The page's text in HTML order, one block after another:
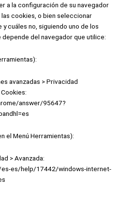
a la configuración de su navegador
cookies, o bien seleccionar
cuáles no, siguiendo uno de los
del navegador que utilice:
avanzadas > Privacidad
answer/95647?
el Menú Herramientas):
> Avanzada:
es/help/17442/windows-internet-